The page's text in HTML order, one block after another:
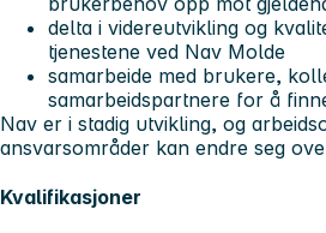
delta i videreutvikling og
tjenestene ved Nav Molde
samarbeide med brukere,
samarbeidspartnere for å
Nav er i stadig utvikling, og
ansvarsområder kan endre seg
Kvalifikasjoner